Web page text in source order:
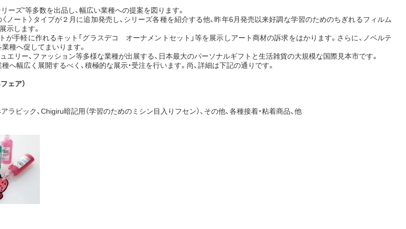
ーズ”等多数を出品し、幅広い業種への提案を図ります。
ノート〉タイプが２月に追加発売し、シリーズ各種を紹介する他、昨年6月発売以来好調な学習のためのちぎれるフィルム
示します。
が手軽に作れるキット「グラスデコ オーナメントセット」等を展示しアート商材の訴求をはかります。さらに、ノベルテ
種へ促してまいります。
エリー、ファッション等多様な業種が出展する、日本最大のパーソナルギフトと生活雑貨の大規模な国際見本市です。
幅広く展開するべく、積極的な展示・受注を行います。尚、詳細は下記の通りです。
ェア）
ビック、Chigiru暗記用（学習のためのミシン目入りフセン）、その他、各種接着・粘着商品、他